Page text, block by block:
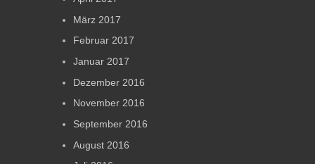
März 2017
Februar 2017
Januar 2017
Dezember 2016
November 2016
September 2016
August 2016